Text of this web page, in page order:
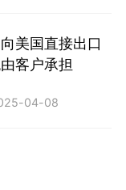
美国直接出口
客户承担
04-08